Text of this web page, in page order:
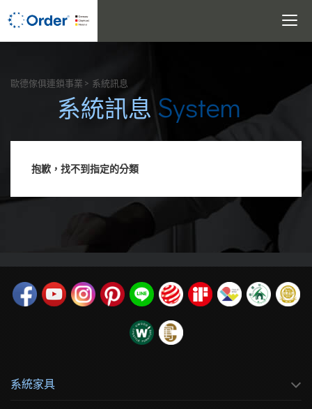
Toggle
歐德傢俱連鎖事業 系統訊息
系統訊息 System
抱歉，找不到指定的分類
系統家具